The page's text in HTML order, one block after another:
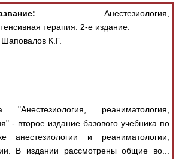
Анестезиология,
терапия. 2-е издание.
К.Г.
реаниматология,
- второе издание базового учебника по
анестезиологии и реаниматологии,
В издании рассмотрены общие во...